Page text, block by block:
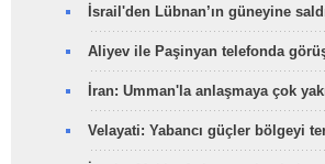
İsrail'den Lübnan’ın güneyine
Aliyev ile Paşinyan telefonda
İran: Umman'la anlaşmaya çok
Velayati: Yabancı güçler bölgeyi